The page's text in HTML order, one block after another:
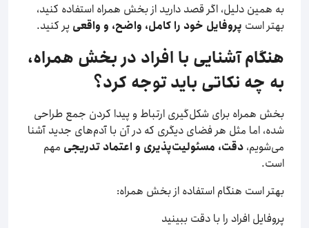
به همین دلیل، اگر قصد دارید از بخش همراه استفاده کنید،
بهتر است پروفایل خود را کامل، واضح، و واقعی پر کنید.
هنگام آشنایی با افراد در بخش همراه،
به چه نکاتی باید توجه کرد؟
بخش همراه برای شکل‌گیری ارتباط و پیدا کردن جمع طراحی
شده، اما مثل هر فضای دیگری که در آن با آدم‌های جدید آشنا
می‌شویم، دقت، مسئولیت‌پذیری و اعتماد تدریجی مهم
است.
بهتر است هنگام استفاده از بخش همراه:
پروفایل افراد را با دقت ببینید